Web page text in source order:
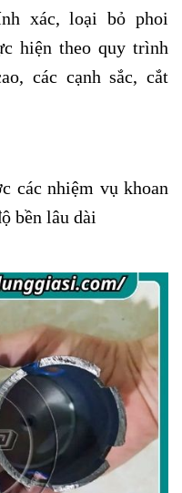
xác, loại bỏ phoi
hiện theo quy trình
các cạnh sắc, cắt
các nhiệm vụ khoan
bền lâu dài